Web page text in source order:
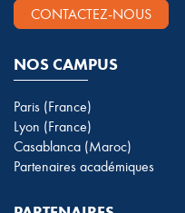
CONTACTEZ-NOUS
NOS CAMPUS
Paris (France)
Lyon (France)
Casablanca (Maroc)
Partenaires académiques